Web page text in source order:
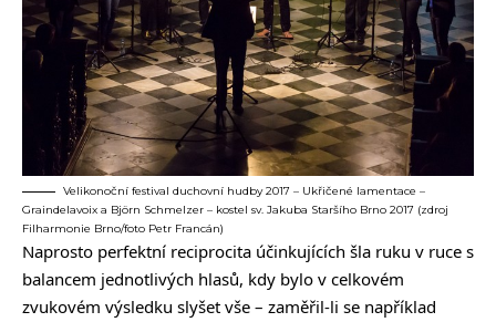
Velikonoční festival duchovní hudby 2017 – Ukřičené lamentace –
Graindelavoix a Björn Schmelzer – kostel sv. Jakuba Staršího Brno 2017 (zdroj
Filharmonie Brno/foto Petr Francán)
Naprosto perfektní reciprocita účinkujících šla ruku v ruce s
balancem jednotlivých hlasů, kdy bylo v celkovém
zvukovém výsledku slyšet vše – zaměřil-li se například